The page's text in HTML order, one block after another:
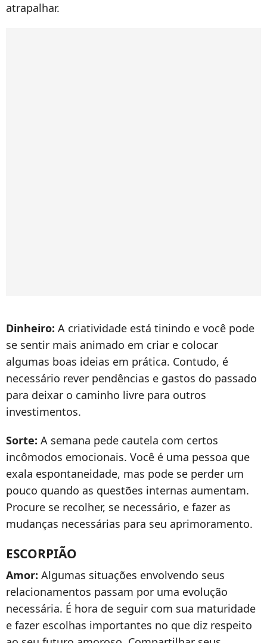
atrapalhar.
Dinheiro: A criatividade está tinindo e você pode
se sentir mais animado em criar e colocar
algumas boas ideias em prática. Contudo, é
necessário rever pendências e gastos do passado
para deixar o caminho livre para outros
investimentos.
Sorte: A semana pede cautela com certos
incômodos emocionais. Você é uma pessoa que
exala espontaneidade, mas pode se perder um
pouco quando as questões internas aumentam.
Procure se recolher, se necessário, e fazer as
mudanças necessárias para seu aprimoramento.
ESCORPIÃO
Amor: Algumas situações envolvendo seus
relacionamentos passam por uma evolução
necessária. É hora de seguir com sua maturidade
e fazer escolhas importantes no que diz respeito